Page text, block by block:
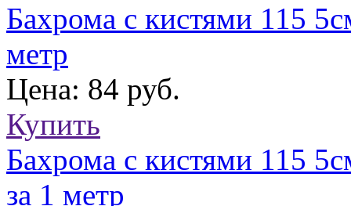
Бахрома с кистями 115
метр
Цена: 84 руб.
Купить
Бахрома с кистями 115
за 1 метр